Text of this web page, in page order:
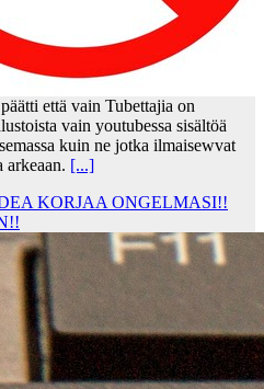
että vain Tubettajia on
vain youtubessa sisältöä
kuin ne jotka ilmaisewvat
arkeaan. [...]
KORJAA ONGELMASI!!